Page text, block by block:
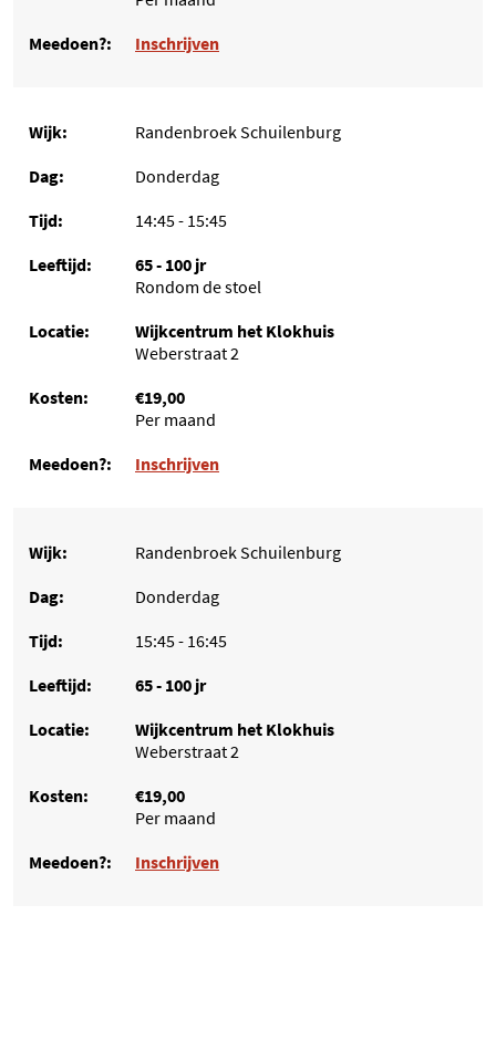
Inschrijven
Randenbroek Schuilenburg
Donderdag
14:45 - 15:45
65 - 100 jr
Rondom de stoel
Wijkcentrum het Klokhuis
Weberstraat 2
€19,00
Per maand
Inschrijven
Randenbroek Schuilenburg
Donderdag
15:45 - 16:45
65 - 100 jr
Wijkcentrum het Klokhuis
Weberstraat 2
€19,00
Per maand
Inschrijven